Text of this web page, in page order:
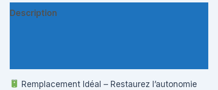
Description
Remplacement Idéal – Restaurez l’autonomie